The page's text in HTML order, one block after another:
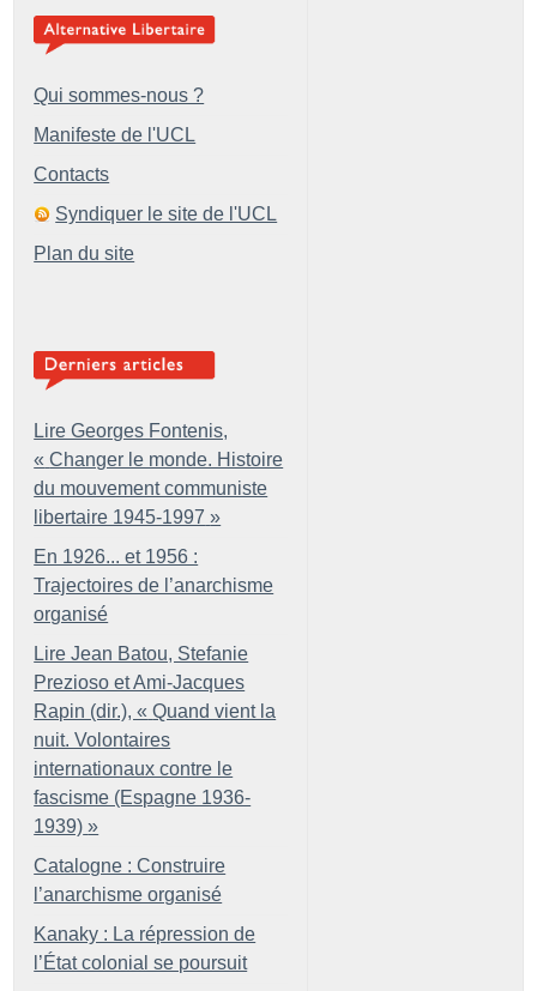
Qui sommes-nous ?
Manifeste de l'UCL
Contacts
Syndiquer le site de l'UCL
Plan du site
Lire Georges Fontenis,
« Changer le monde. Histoire
du mouvement communiste
libertaire 1945-1997 »
En 1926... et 1956 :
Trajectoires de l’anarchisme
organisé
Lire Jean Batou, Stefanie
Prezioso et Ami-Jacques
Rapin (dir.), « Quand vient la
nuit. Volontaires
internationaux contre le
fascisme (Espagne 1936-
1939) »
Catalogne : Construire
l’anarchisme organisé
Kanaky : La répression de
l’État colonial se poursuit